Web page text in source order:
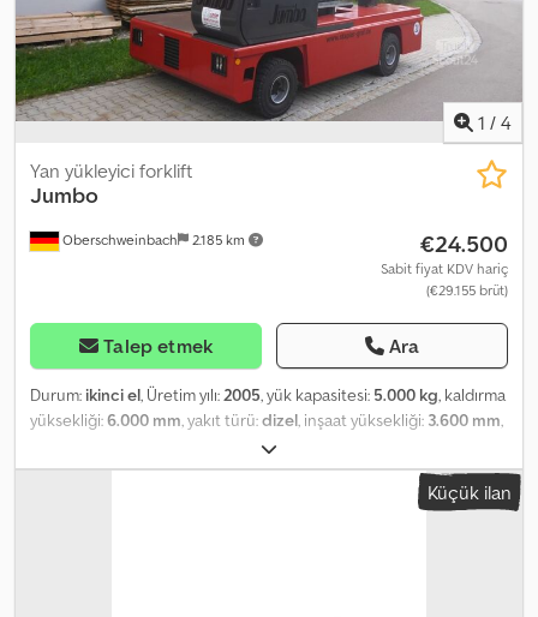
1 / 4
Oberschweinbach 2.185 km
Yan yükleyici forklift
Jumbo
€24.500
Sabit fiyat KDV hariç
(€29.155 brüt)
Talep etmek Ara
Durum: ikinci el, Üretim yılı:2005, yük kapasitesi: 5.000 kg, kaldırma
yüksekliği:6.000 mm, yakıt türü:dizel, inşaat yüksekliği: 3.600 mm,
diğer
Küçük ilan